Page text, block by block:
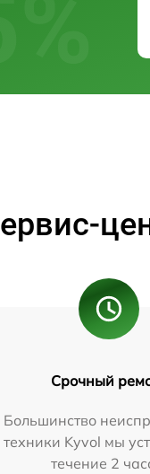
Срочный
Большинство
техники Kyvol мы
течение 2